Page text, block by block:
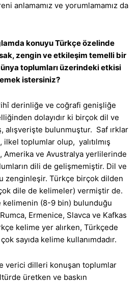
anlamamız ve yorumlamamız da
konuyu Türkçe özelinde
zengin ve etkileşim temelli bir
toplumları üzerindeki etkisi
istersiniz?
derinliğe ve coğrafi genişliğe
dolayıdır ki birçok dil ve
alışverişte bulunmuştur. Saf ırklar
ilkel toplumlar olup, yalıtılmış
Amerika ve Avustralya yerlilerinde
dili de gelişmemiştir. Dil ve
zenginleşir. Türkçe birçok dilden
dile de kelimeler) vermiştir de.
kelimenin (8-9 bin) bulunduğu
Ermenice, Slavca ve Kafkas
kelime yer alırken, Türkçede
sayıda kelime kullanımdadır.
verici dilleri konuşan toplumlar
üretken ve baskın